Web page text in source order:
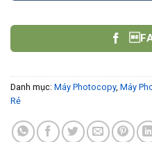
Danh mục: Máy Photocopy, Máy
Rẻ